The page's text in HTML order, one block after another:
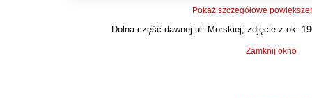
Pokaż szczegółowe
Dolna część dawnej ul. Morskiej, zdjęcie z ok.
Zamknij okno